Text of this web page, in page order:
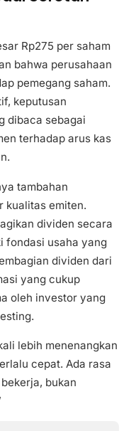
Rp275 per saham
bahwa perusahaan
pemegang saham.
keputusan
dibaca sebagai
terhadap arus kas
tambahan
kualitas emiten.
dividen secara
fondasi usaha yang
dividen dari
yang cukup
oleh investor yang
lebih menenangkan
cepat. Ada rasa
bukan